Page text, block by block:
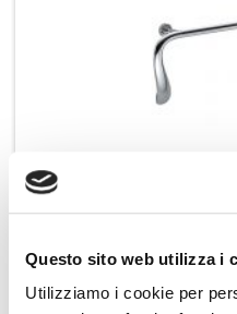
Questo sito web utilizza i
Utilizziamo i cookie per
Colombo porta salvietta da vasca
Aggiungi ai preferiti